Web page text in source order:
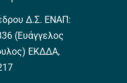
Δ.Σ. ΕΝΑΠ:
(Ευάγγελος
ΕΚΔΔΑ,